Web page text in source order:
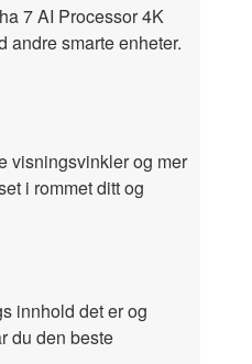
7 AI Processor 4K
andre smarte enheter.
visningsvinkler og mer
i rommet ditt og
innhold det er og
du den beste